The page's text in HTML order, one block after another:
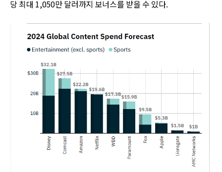
당 최대 1,050만 달러까지 보너스를 받을 수 있다.